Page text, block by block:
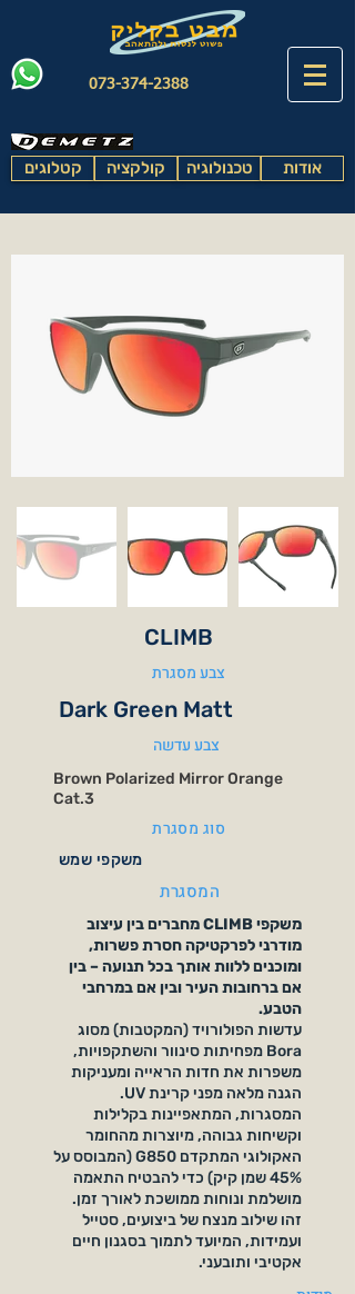
073-374-2388
קטלוגים קולקציה טכנולוגיה אודות
CLIMB
צבע מסגרת
Dark Green Matt
צבע עדשה
Brown Polarized Mirror Orange
Cat.3
סוג מסגרת
משקפי שמש
המסגרת
משקפי CLIMB מחברים בין עיצוב
מודרני לפרקטיקה חסרת פשרות,
ומוכנים ללוות אותך בכל תנועה – בין
אם ברחובות העיר ובין אם במרחבי
הטבע.
עדשות הפולורויד (המקטבות) מסוג
Bora מפחיתות סינוור והשתקפויות,
משפרות את חדות הראייה ומעניקות
הגנה מלאה מפני קרינת UV.
המסגרות, המתאפיינות בקלילות
וקשיחות גבוהה, מיוצרות מהחומר
האקולוגי המתקדם G850 (המבוסס על
45% שמן קיק) כדי להבטיח התאמה
מושלמת ונוחות ממושכת לאורך זמן.
זהו שילוב מנצח של ביצועים, סטייל
ועמידות, המיועד לתמוך בסגנון חיים
אקטיבי ותובעני.